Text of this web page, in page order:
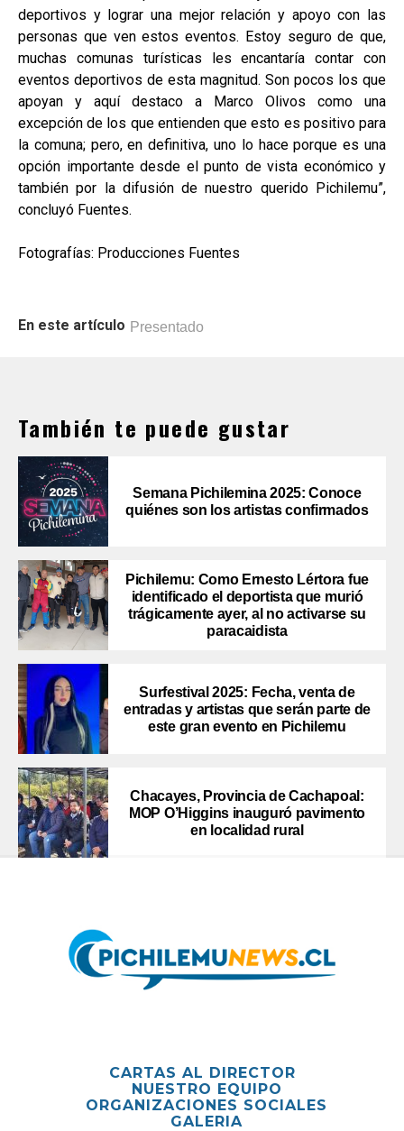
deportivos y lograr una mejor relación y apoyo con las
personas que ven estos eventos. Estoy seguro de que,
muchas comunas turísticas les encantaría contar con
eventos deportivos de esta magnitud. Son pocos los que
apoyan y aquí destaco a Marco Olivos como una
excepción de los que entienden que esto es positivo para
la comuna; pero, en definitiva, uno lo hace porque es una
opción importante desde el punto de vista económico y
también por la difusión de nuestro querido Pichilemu”,
concluyó Fuentes.
Fotografías: Producciones Fuentes
En este artículo Presentado
También te puede gustar
Semana Pichilemina 2025: Conoce
quiénes son los artistas confirmados
Pichilemu: Como Ernesto Lértora fue
identificado el deportista que murió
trágicamente ayer, al no activarse su
paracaidista
Surfestival 2025: Fecha, venta de
entradas y artistas que serán parte de
este gran evento en Pichilemu
Chacayes, Provincia de Cachapoal:
MOP O’Higgins inauguró pavimento
en localidad rural
CARTAS AL DIRECTOR
NUESTRO EQUIPO
ORGANIZACIONES SOCIALES
GALERIA